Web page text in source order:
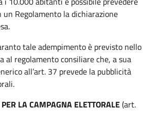
Regolamento la dichiarazione
tale adempimento è previsto nello
al regolamento consiliare che, a sua
all’art. 37 prevede la pubblicità
PER LA CAMPAGNA ELETTORALE(art.